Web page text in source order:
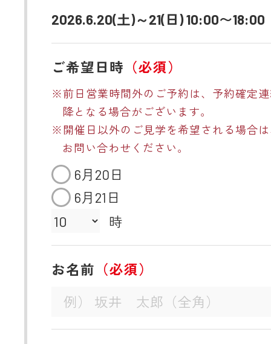
2026.6.20(土)～21(日) 10:00〜18:00
ご希望日時 （必須）
※前日営業時間外のご予約は、予約確定
降となる場合がございます。
※開催日以外のご見学を希望される場合
お問い合わせください。
6月20日
6月21日
時
お名前 （必須）